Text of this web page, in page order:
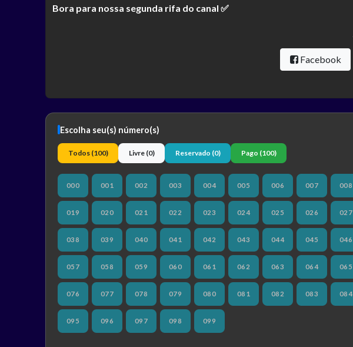
Bora para nossa segunda rifa do canal ✅
Facebook
Escolha seu(s) número(s)
Todos (100) Livre (0) Reservado (0) Pago (100)
000 001 002 003 004 005 006 007 008
019 020 021 022 023 024 025 026 027
038 039 040 041 042 043 044 045 046
057 058 059 060 061 062 063 064 065
076 077 078 079 080 081 082 083 084
095 096 097 098 099